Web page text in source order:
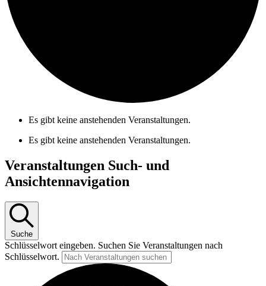
Es gibt keine anstehenden Veranstaltungen.
Es gibt keine anstehenden Veranstaltungen.
Veranstaltungen Such- und
Ansichtennavigation
Suche
Schlüsselwort eingeben. Suchen Sie Veranstaltungen nach
Schlüsselwort.